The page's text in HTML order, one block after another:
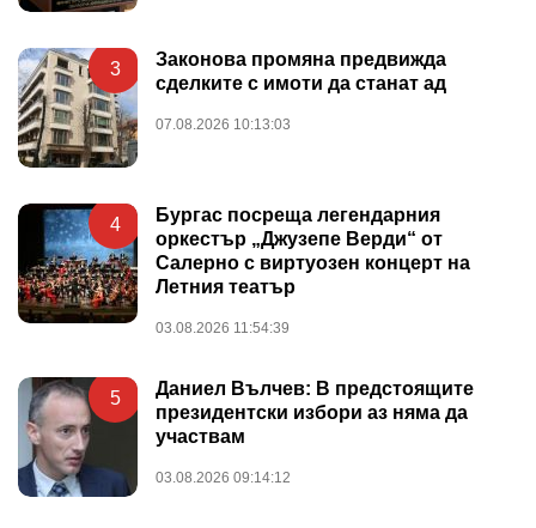
3
Законова промяна предвижда
сделките с имоти да станат ад
07.08.2026 10:13:03
4
Бургас посреща легендарния
оркестър „Джузепе Верди“ от
Салерно с виртуозен концерт на
Летния театър
03.08.2026 11:54:39
5
Даниел Вълчев: В предстоящите
президентски избори аз няма да
участвам
03.08.2026 09:14:12